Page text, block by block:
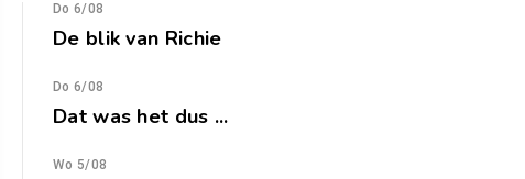
Do 6/08
De blik van Richie
Do 6/08
Dat was het dus ...
Wo 5/08